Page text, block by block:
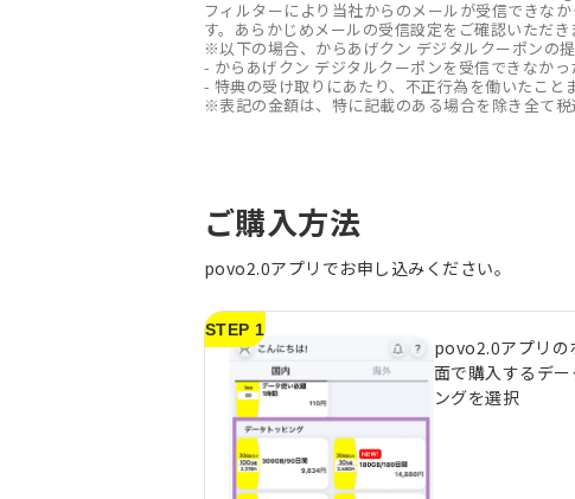
フィルターにより当社からのメールが受信できな
す。あらかじめメールの受信設定をご確認いただき
※以下の場合、からあげクン デジタルクーポンの
- からあげクン デジタルクーポンを受信できなかっ
- 特典の受け取りにあたり、不正行為を働いたこ
※表記の金額は、特に記載のある場合を除き全て税
ご購入方法
povo2.0アプリでお申し込みください。
STEP 1
povo2.0アプリの
面で購入するデ
ングを選択